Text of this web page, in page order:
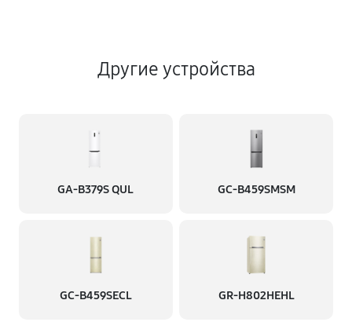
Другие устройства
GA-B379S QUL GC-B459SMSM
GC-B459SECL GR-H802HEHL